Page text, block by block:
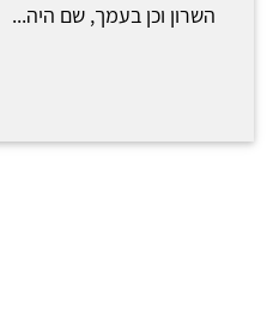
השרון וכן בעמך, שם היה...